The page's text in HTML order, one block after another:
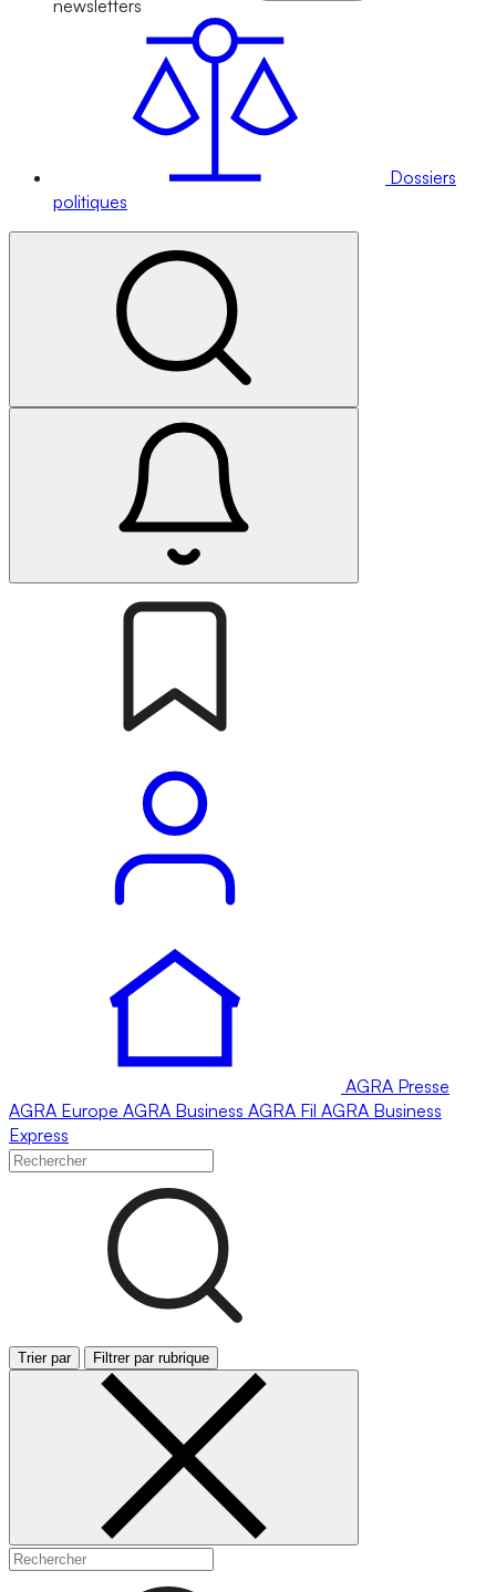
newsletters
Dossiers
politiques
AGRA Presse
AGRA Europe AGRA Business AGRA Fil AGRA Business
Express
Trier par Filtrer par rubrique